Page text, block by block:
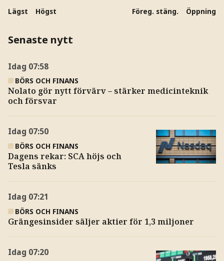
Lägst Högst Föreg. stäng. Öppning
Senaste nytt
Idag 07:58
BÖRS OCH FINANS
Nolato gör nytt förvärv – stärker medicinteknik
och försvar
Idag 07:50
BÖRS OCH FINANS
Dagens rekar: SCA höjs och
Tesla sänks
Idag 07:21
BÖRS OCH FINANS
Grängesinsider säljer aktier för 1,3 miljoner
Idag 07:20